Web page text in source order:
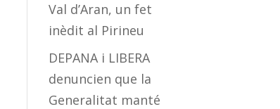
Val d’Aran, un fet
inèdit al Pirineu
DEPANA i LIBERA
denuncien que la
Generalitat manté